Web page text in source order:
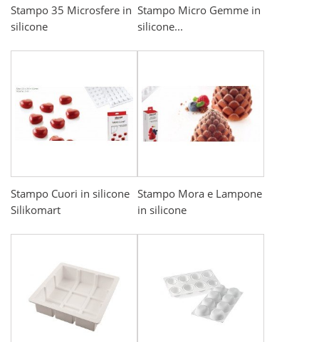
Stampo 35 Microsfere in
silicone
Stampo Micro Gemme in
silicone...
Stampo Cuori in silicone
Silikomart
Stampo Mora e Lampone
in silicone